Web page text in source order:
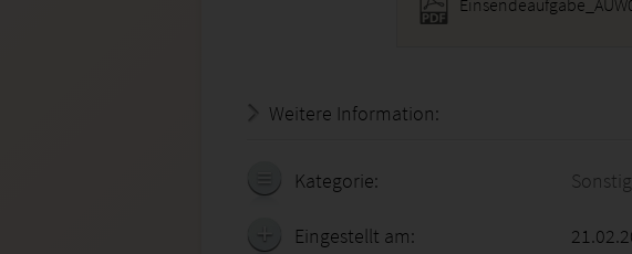
Weitere Information:
Kategorie:
Eingestellt am: